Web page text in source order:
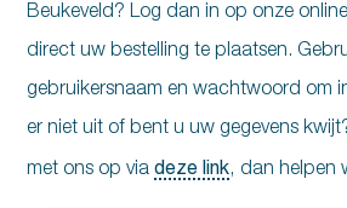
Beukeveld? Log dan in op onze
direct uw bestelling te plaatsen.
gebruikersnaam en wachtwoord om
er niet uit of bent u uw gegevens
met ons op viadeze link, dan helpen